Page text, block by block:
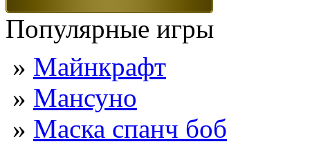
Популярные игры
» Майнкрафт
» Мансуно
» Маска спанч боб